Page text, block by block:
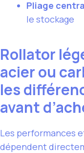
Pliage
le stockage
Rollator
acier ou
les
avant
Les performances
dépendent